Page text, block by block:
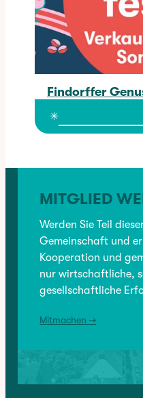
Findorffer
✳︎
MITGLIED
Werden Sie Teil
Gemeinschaft und
Kooperation und
nur wirtschaftliche,
gesellschaftliche
Mitmachen →